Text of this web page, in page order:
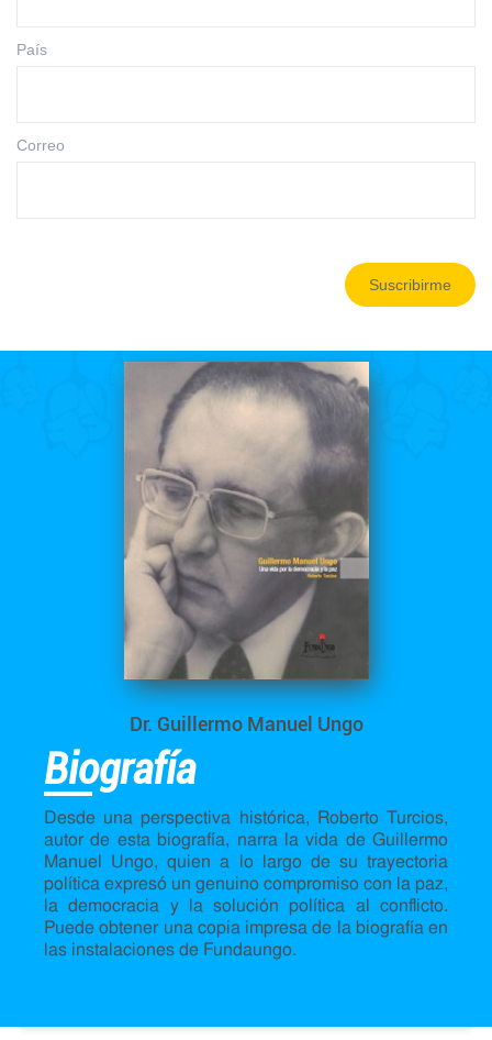
País
Correo
Suscribirme
Dr. Guillermo Manuel Ungo
Biografía
Desde una perspectiva histórica, Roberto Turcios,
autor de esta biografía, narra la vida de Guillermo
Manuel Ungo, quien a lo largo de su trayectoria
política expresó un genuino compromiso con la paz,
la democracia y la solución política al conflicto.
Puede obtener una copia impresa de la biografía en
las instalaciones de Fundaungo.